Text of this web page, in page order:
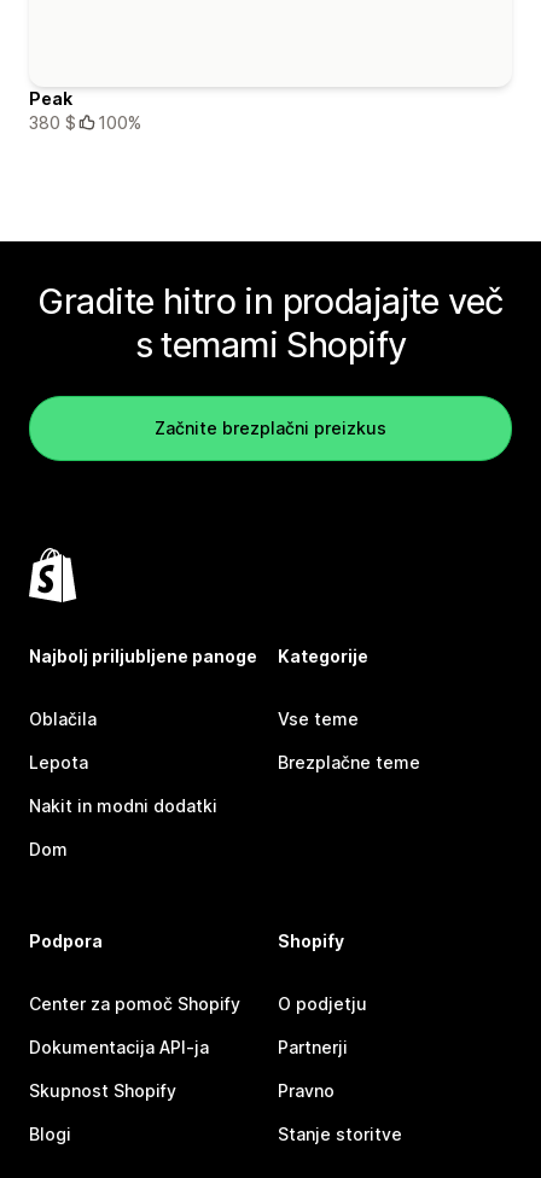
Peak
380 $
100%
Gradite hitro in prodajajte več
s temami Shopify
Začnite brezplačni preizkus
Najbolj priljubljene panoge
Oblačila
Lepota
Nakit in modni dodatki
Dom
Kategorije
Vse teme
Brezplačne teme
Podpora
Center za pomoč Shopify
Dokumentacija API-ja
Skupnost Shopify
Blogi
Shopify
O podjetju
Partnerji
Pravno
Stanje storitve